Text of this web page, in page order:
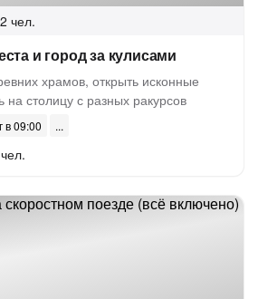
чел.
и город за кулисами
храмов, открыть исконные
на столицу с разных ракурсов
в 09:00